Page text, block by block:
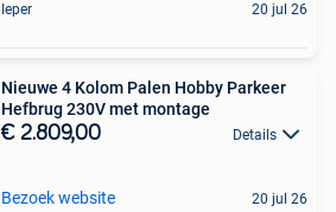
Ieper 20 jul 26
Nieuwe 4 Kolom Palen Hobby Parkeer
Hefbrug 230V met montage
€ 2.809,00 Details
Bezoek website 20 jul 26